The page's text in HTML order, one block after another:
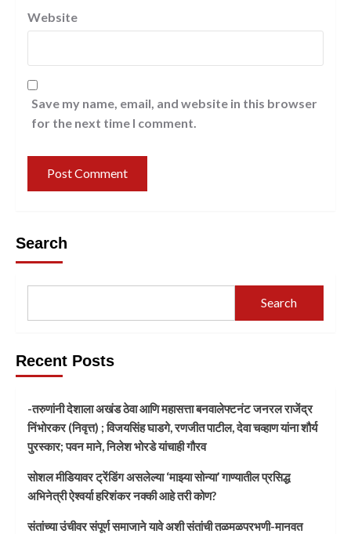
Website
Save my name, email, and website in this browser
for the next time I comment.
Search
Search
Recent Posts
-तरुणांनी देशाला अखंड ठेवा आणि महासत्ता बनवालेफ्टनंट जनरल राजेंद्र
निंभोरकर (निवृत्त) ; विजयसिंह घाडगे, रणजीत पाटील, देवा चव्हाण यांना शौर्य
पुरस्कार; पवन माने, निलेश भोरडे यांचाही गौरव
सोशल मीडियावर ट्रेंडिंग असलेल्या ‘माझ्या सोन्या’ गाण्यातील प्रसिद्ध
अभिनेत्री ऐश्वर्या हरिशंकर नक्की आहे तरी कोण?
संतांच्या उंचीवर संपूर्ण समाजाने यावे अशी संतांची तळमळपरभणी-मानवत